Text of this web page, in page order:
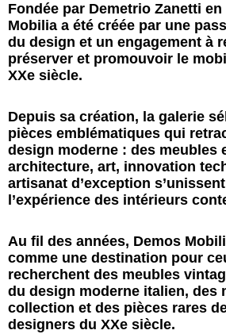
Fondée par Demetrio Zanetti en
Mobilia a été créée par une
du design et un engagement à
préserver et promouvoir le
XXe siècle.
Depuis sa création, la galerie
pièces emblématiques qui
design moderne : des meubles
architecture, art, innovation
artisanat d’exception
l’expérience des intérieurs
Au fil des années, Demos
comme une destination pour
recherchent des meubles
du design moderne italien, des
collection et des pièces rares
designers du XXe siècle.